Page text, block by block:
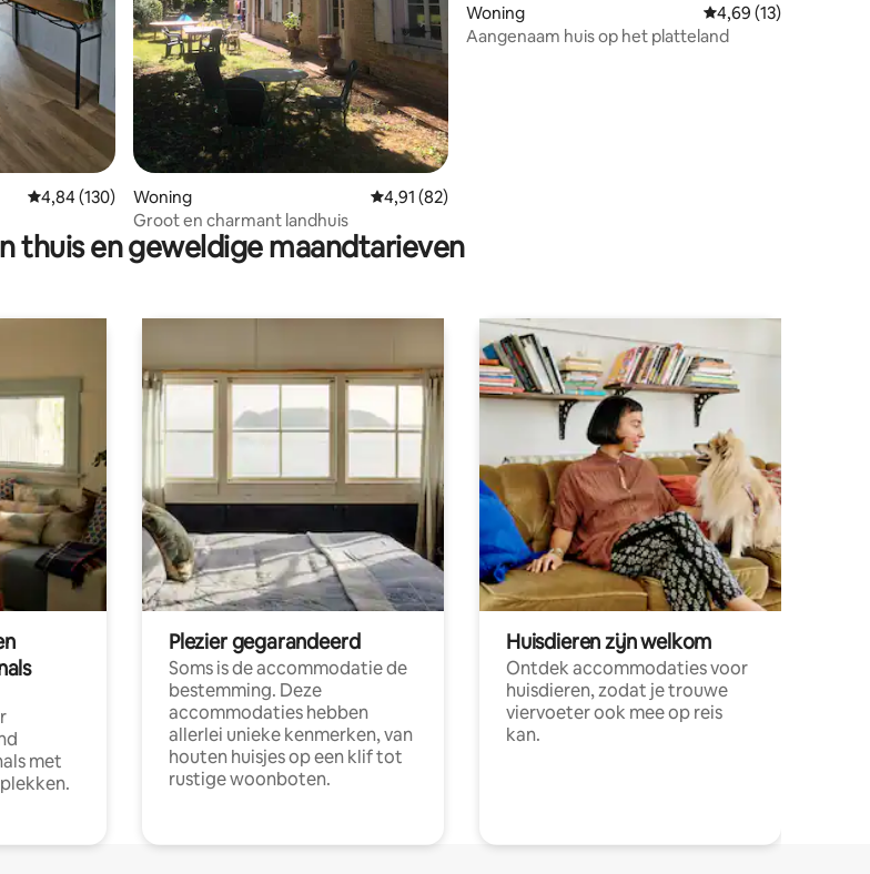
recensies
Gemiddelde beoordeling van 4,84 uit 5, 130 recensies
4,84 (130)
Woning Gemiddelde beoordeling van 4,91 uit 5, 82 recensies
4,91 (82)
Groot en charmant landhuis
Woning Gemiddelde
4,69 (13)
Aangenaam huis op het platteland
thuis en geweldige maandtarieven
met
Plezier gegarandeerd
Soms is de accommodatie de
bestemming. Deze
accommodaties hebben
allerlei unieke kenmerken, van
houten huisjes op een klif tot
rustige woonboten.
Huisdieren zijn welkom
Ontdek accommodaties voor
huisdieren, zodat je trouwe
viervoeter ook mee op reis
kan.